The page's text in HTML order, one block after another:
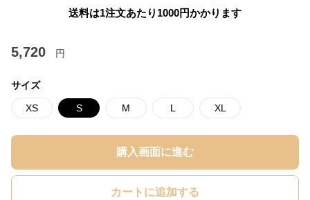
送料は1注文あたり 1000円かかります
5,720 円
サイズ
XS S M L XL
購入画面に進む
カートに追加する